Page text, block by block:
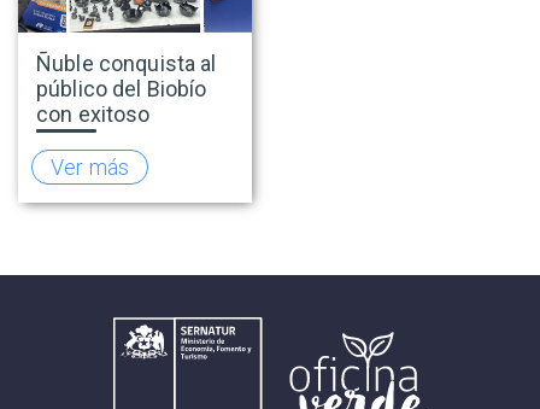
Ñuble conquista al
público del Biobío
con exitoso
lanzamiento de la
temporada de
invierno 2026
Ver más